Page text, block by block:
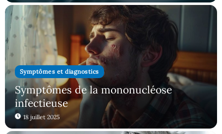
Symptômes et diagnostics
Symptômes de la mononucléose
infectieuse
18 juillet 2025